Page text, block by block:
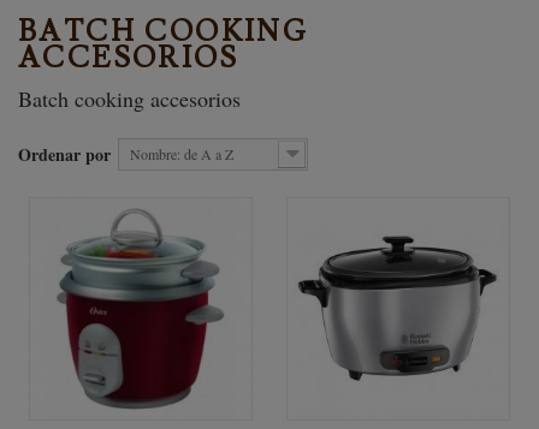
BATCH COOKING
ACCESORIOS
Batch cooking accesorios
Ordenar por Nombre: de A a Z